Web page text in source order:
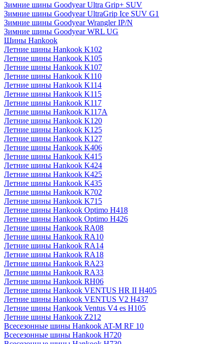
Зимние шины Goodyear Ultra Grip+ SUV
Зимние шины Goodyear UltraGrip Ice SUV G1
Зимние шины Goodyear Wrangler IP/N
Зимние шины Goodyear WRL UG
Шины Hankook
Летние шины Hankook K102
Летние шины Hankook K105
Летние шины Hankook K107
Летние шины Hankook K110
Летние шины Hankook K114
Летние шины Hankook K115
Летние шины Hankook K117
Летние шины Hankook K117A
Летние шины Hankook K120
Летние шины Hankook K125
Летние шины Hankook K127
Летние шины Hankook K406
Летние шины Hankook K415
Летние шины Hankook K424
Летние шины Hankook K425
Летние шины Hankook K435
Летние шины Hankook K702
Летние шины Hankook K715
Летние шины Hankook Optimo H418
Летние шины Hankook Optimo H426
Летние шины Hankook RA08
Летние шины Hankook RA10
Летние шины Hankook RA14
Летние шины Hankook RA18
Летние шины Hankook RA23
Летние шины Hankook RA33
Летние шины Hankook RH06
Летние шины Hankook VENTUS HR II H405
Летние шины Hankook VENTUS V2 H437
Летние шины Hankook Ventus V4 es H105
Летние шины Hankook Z212
Всесезонные шины Hankook AT-M RF 10
Всесезонные шины Hankook H720